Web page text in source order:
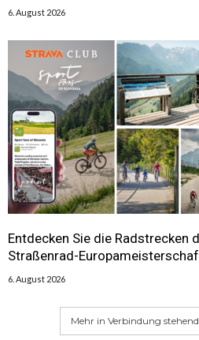
6. August 2026
Entdecken Sie die Radstrecken
Straßenrad-
6. August 2026
Mehr in Verbindung